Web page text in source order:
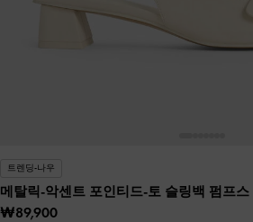
트렌딩-나우
메탈릭-악센트 포인티드-토 슬링백 펌프스
₩89,900